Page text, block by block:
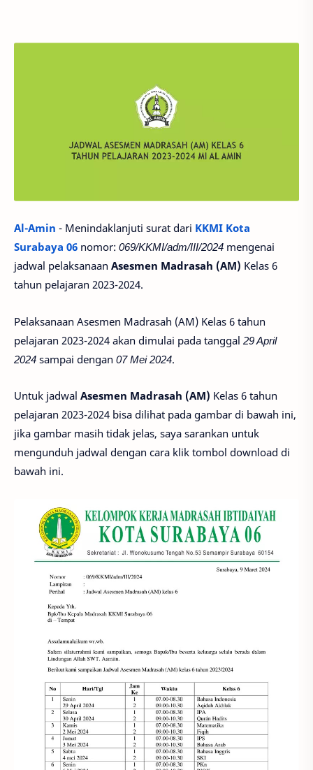
Al-Amin - Menindaklanjuti surat dari KKMI Kota
Surabaya 06 nomor: 069/KKMI/adm/III/2024 mengenai
jadwal pelaksanaan Asesmen Madrasah (AM) Kelas 6
tahun pelajaran 2023-2024.
Pelaksanaan Asesmen Madrasah (AM) Kelas 6 tahun
pelajaran 2023-2024 akan dimulai pada tanggal 29 April
2024 sampai dengan 07 Mei 2024.
Untuk jadwal Asesmen Madrasah (AM) Kelas 6 tahun
pelajaran 2023-2024 bisa dilihat pada gambar di bawah ini,
jika gambar masih tidak jelas, saya sarankan untuk
mengunduh jadwal dengan cara klik tombol download di
bawah ini.